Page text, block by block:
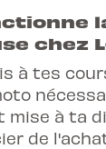
chez
à tes
à ta
de